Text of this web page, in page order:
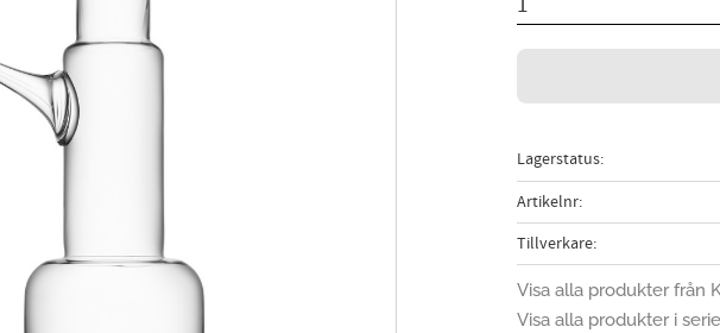
Lagerstatus
Artikelnr
Tillverkare
Visa alla produkter från
Visa alla produkter i